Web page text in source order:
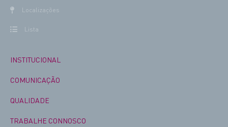
Localizações
Lista
INSTITUCIONAL
COMUNICAÇÃO
QUALIDADE
TRABALHE CONNOSCO